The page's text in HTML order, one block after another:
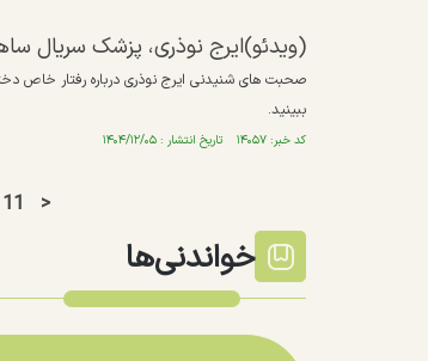
(ویدئو)ایرج نوذری، پزشک سریال ساهره: دخترانم
صحبت های شنیدنی ایرج نوذری درباره رفتار خاص
ببینید.
کد خبر: ۱۴۰۵۷ تاریخ انتشار : ۱۴۰۴/۱۲/۰۵
11 >
خواندنی‌ها